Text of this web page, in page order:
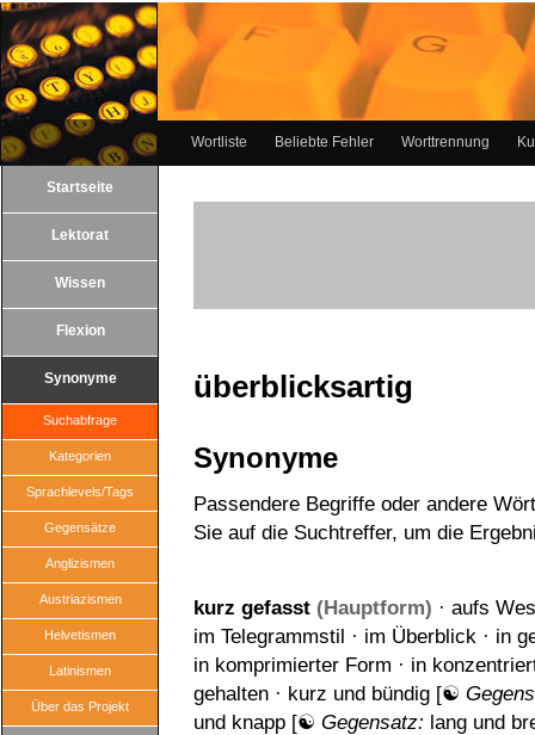
Wortliste Beliebte Fehler Worttrennung
Startseite
Lektorat
Wissen
Flexion
Synonyme
Suchabfrage
Kategorien
Sprachlevels/Tags
Gegensätze
Anglizismen
Austriazismen
Helvetismen
Latinismen
Über das Projekt
überblicksartig
Synonyme
Passendere Begriffe oder andere
Sie auf die Suchtreffer, um die
kurz gefasst (Hauptform) · aufs
im Telegrammstil · im Überblick · in
in komprimierter Form · in
gehalten · kurz und bündig [☯
und knapp [☯ Gegensatz: lang und